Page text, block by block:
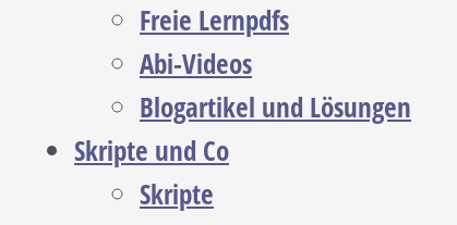
Freie Lernpdfs
Abi-Videos
Blogartikel und Lösungen
Skripte und Co
Skripte